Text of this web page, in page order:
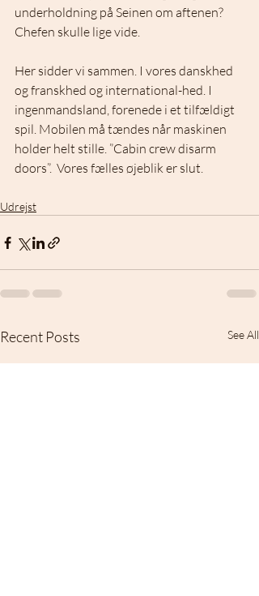
underholdning på Seinen om aftenen?
Chefen skulle lige vide.
Her sidder vi sammen. I vores danskhed
og franskhed og international-hed. I
ingenmandsland, forenede i et tilfældigt
spil. Mobilen må tændes når maskinen
holder helt stille. ”Cabin crew disarm
doors”.  Vores fælles øjeblik er slut.
Udrejst
Recent Posts See All